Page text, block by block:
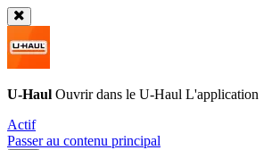
U-Haul Ouvrir dans le U-Haul L'application
Actif
Passer au contenu principal